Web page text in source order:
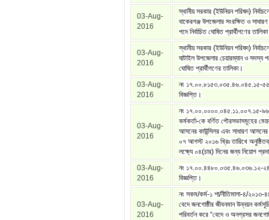
03-Aug-
2016
স্থানীয় সরকার (ইউনিয়ন পরিষদ)
বাকেরগঞ্জ উপজেলার সংরক্ষিত ও
পদে নির্বাচিত ঘোষিত প্রার্থীগণের
03-Aug-
2016
স্থানীয় সরকার (ইউনিয়ন পরিষদ)
ঘাটাইল উপজেলার চেয়ারম্যান ও সদস্য
ঘোষিত প্রার্থীগণের তালিকা।
03-Aug-
2016
নং ১৭.০০.৮১৫৩.০৩৫.৪৬.০৪৫.১৫-
বিজ্ঞপ্তি।
03-Aug-
2016
নং ১৭.০০.০০০০.০৪৫.১১.০০৭.১৫-
কর্মকর্তা-কে বর্ণিত পৌরসভাসমূহের
আসনের কাউন্সিলর এবং সাধারণ আসনের
০৭ আগস্ট ২০১৬ খ্রিঃ তারিখে অনুষ্ঠিতব্য
লক্ষ্যে ০৪(চার) দিনের জন্য নিয়োগ
03-Aug-
2016
নং ১৭.০০.৪৪৮০.০৩৫.৪৬.০৩৬.১২-
বিজ্ঞপ্তি।
03-Aug-
2016
নং সকম/কর্ম-১ শা/নীতিমালা-৪/
বেদে জনগোষ্ঠীর জীবনমান উন্নয়ন
পরিবর্তন করে “বেদে ও অনগ্রসর